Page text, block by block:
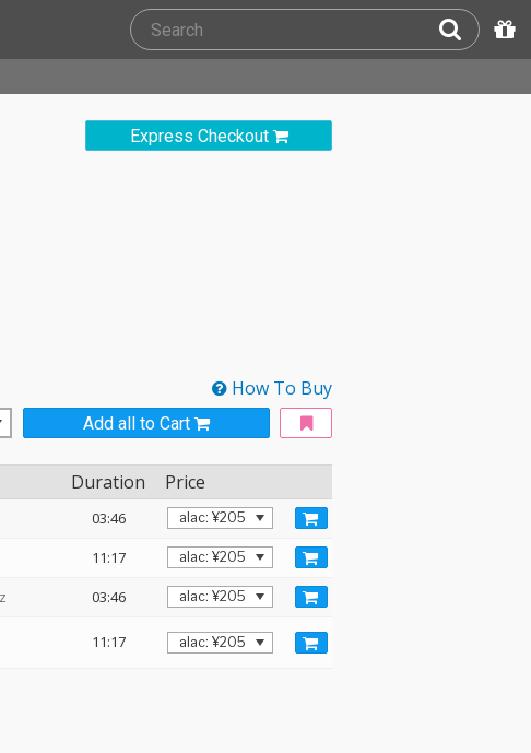
Express Checkout
How To Buy
Add all to Cart
Duration Price
03:46
11:17
03:46
11:17